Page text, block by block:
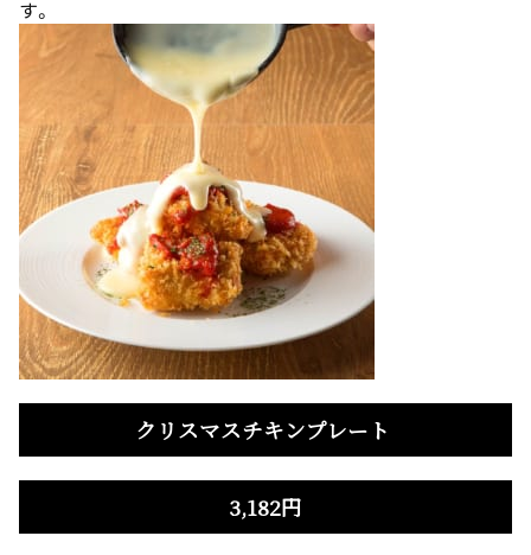
す。
クリスマスチキンプレート
3,182円